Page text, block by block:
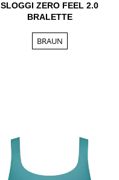
SLOGGI ZERO FEEL 2.0
BRALETTE
BRAUN